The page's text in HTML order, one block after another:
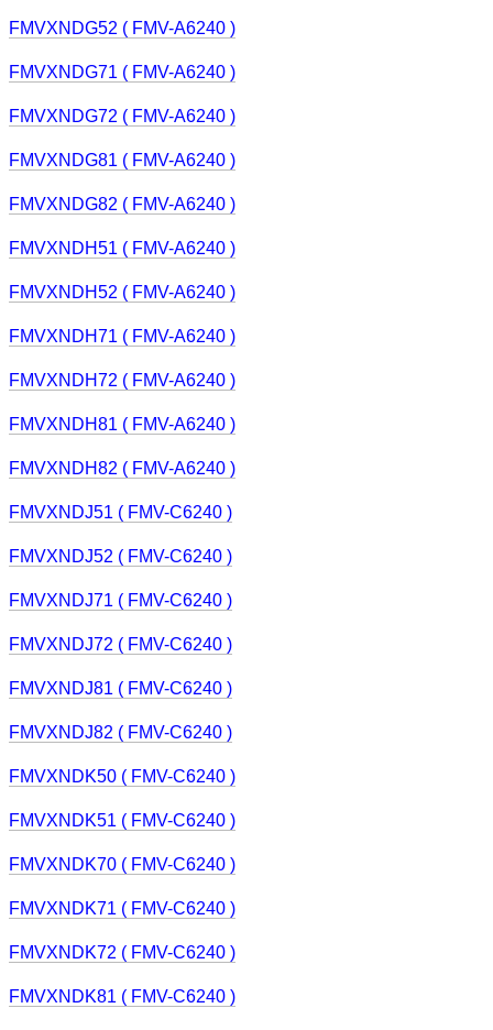
FMVXNDG52 ( FMV-A6240 )
FMVXNDG71 ( FMV-A6240 )
FMVXNDG72 ( FMV-A6240 )
FMVXNDG81 ( FMV-A6240 )
FMVXNDG82 ( FMV-A6240 )
FMVXNDH51 ( FMV-A6240 )
FMVXNDH52 ( FMV-A6240 )
FMVXNDH71 ( FMV-A6240 )
FMVXNDH72 ( FMV-A6240 )
FMVXNDH81 ( FMV-A6240 )
FMVXNDH82 ( FMV-A6240 )
FMVXNDJ51 ( FMV-C6240 )
FMVXNDJ52 ( FMV-C6240 )
FMVXNDJ71 ( FMV-C6240 )
FMVXNDJ72 ( FMV-C6240 )
FMVXNDJ81 ( FMV-C6240 )
FMVXNDJ82 ( FMV-C6240 )
FMVXNDK50 ( FMV-C6240 )
FMVXNDK51 ( FMV-C6240 )
FMVXNDK70 ( FMV-C6240 )
FMVXNDK71 ( FMV-C6240 )
FMVXNDK72 ( FMV-C6240 )
FMVXNDK81 ( FMV-C6240 )